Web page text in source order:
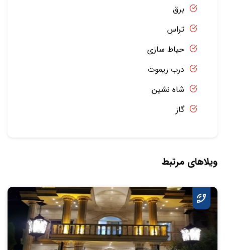
برق
تراس
حیاط سازی
درب ریموت
شاه نشین
گاز
ویلاهای مرتبط